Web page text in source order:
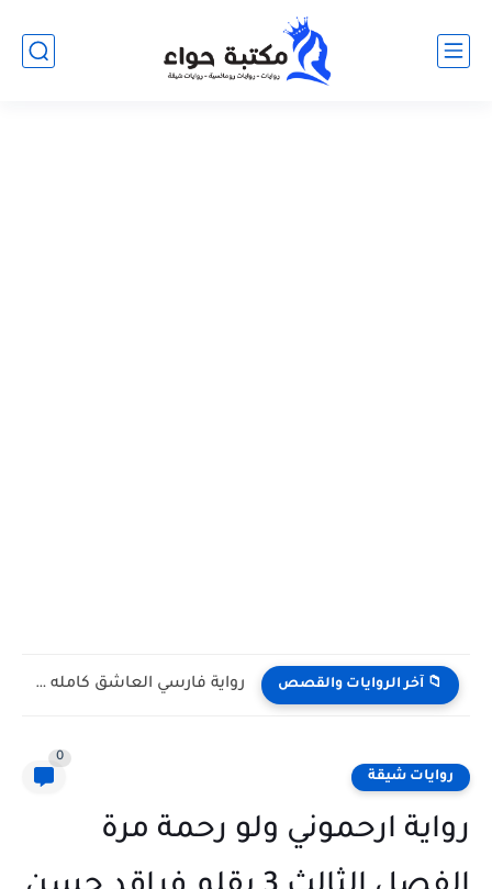
📁 آخر الروايات والقصص رواية فارسي العاشق كامله وحصريه بقلم بسمة البياتي
روايات شيقة
0
رواية ارحموني ولو رحمة مرة